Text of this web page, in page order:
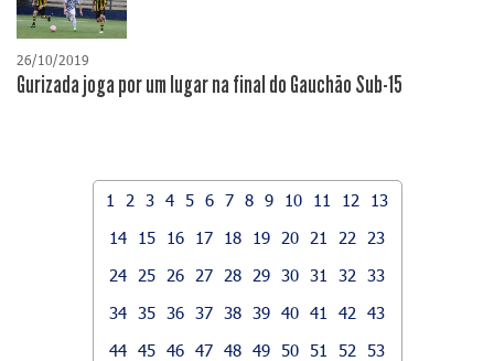
26/10/2019
Gurizada joga por um lugar na final do Gauchão Sub-15
1 2 3 4 5 6 7 8 9 10 11 12
13
14
15 16 17 18 19 20 21 22
23
24
25 26 27 28 29 30 31 32
33
34 35 36 37 38 39 40 41 42
43
44 45 46 47 48 49 50 51 52
53